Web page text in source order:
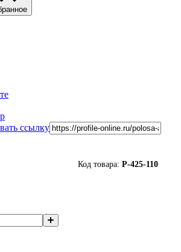
ссылку
Код товара: P-425-110